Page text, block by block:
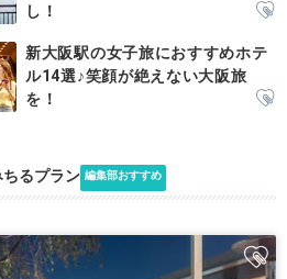
し！
新大阪駅の女子旅におすすめホテ
ル14選♪笑顔が絶えない大阪旅
を！
ちるプラン 編集部おすすめ